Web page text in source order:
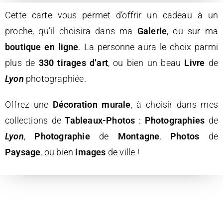
Cette carte vous permet d’offrir un cadeau à un
proche, qu’il choisira dans ma Galerie, ou sur ma
boutique en ligne. La personne aura le choix parmi
plus de 330 tirages d’art, ou bien un beau Livre de
Lyon photographiée.
Offrez une Décoration murale, à choisir dans mes
collections deTableaux-Photos : Photographies de
Lyon, Photographiede Montagne, Photos de
Paysage, ou bien images de ville !